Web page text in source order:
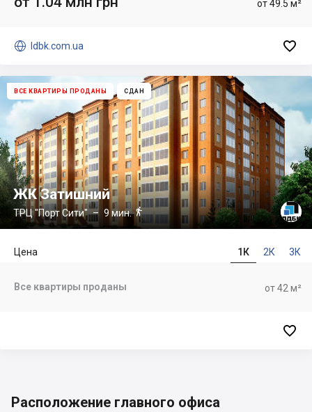
от 49.5 м²
 ldbk.com.ua 
ВСЕ КВАРТИРЫ ПРОДАНЫ СДАН
ЖК Затишний
ТРЦ "Порт Сити"– 9 мин.
1К 2К 3К
Цена
от 42 м²
Все квартиры проданы

Расположение главного офиса